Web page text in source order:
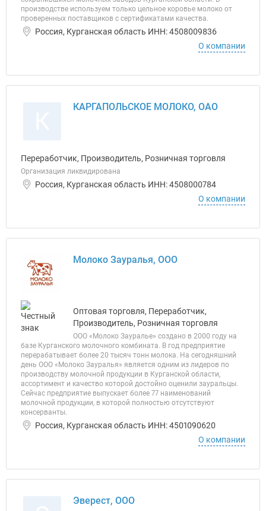
производстве используем только цельное коровье молоко от
проверенных поставщиков с сертификатами качества.
Россия, Курганская область ИНН: 4508009836
О компании
КАРГАПОЛЬСКОЕ МОЛОКО, ОАО
Переработчик, Производитель, Розничная торговля
Организация ликвидирована
Россия, Курганская область ИНН: 4508000784
О компании
Молоко Зауралья, ООО
Оптовая торговля, Переработчик,
Производитель, Розничная торговля
ООО «Молоко Зауралье» создано в 2000 году на
базе Курганского молочного комбината. В год предприятие
перерабатывает более 20 тысяч тонн молока. На сегодняшний
день ООО «Молоко Зауралья» является одним из лидеров по
производству молочной продукции в Курганской области,
ассортимент и качество которой достойно оценили зауральцы.
Сейчас предприятие выпускает более 77 наименований
молочной продукции, в которой полностью отсутствуют
консерванты.
Россия, Курганская область ИНН: 4501090620
О компании
Эверест, ООО